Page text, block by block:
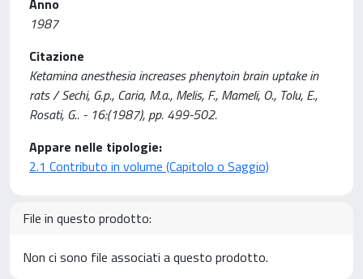
Anno
1987
Citazione
Ketamina anesthesia increases phenytoin brain uptake in
rats / Sechi, G.p., Caria, M.a., Melis, F., Mameli, O., Tolu, E.,
Rosati, G.. - 16:(1987), pp. 499-502.
Appare nelle tipologie:
2.1 Contributo in volume (Capitolo o Saggio)
File in questo prodotto:
Non ci sono file associati a questo prodotto.